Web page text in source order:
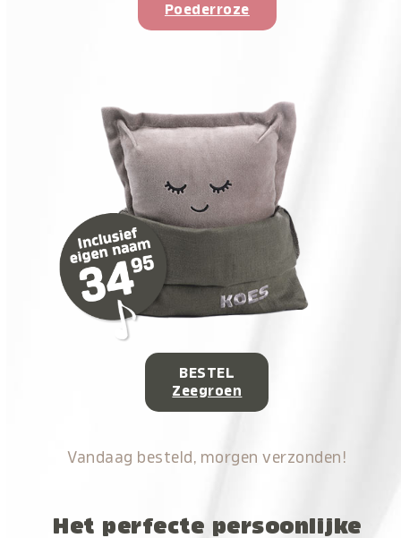
Poederroze
BESTEL
Zeegroen
Vandaag besteld, morgen verzonden!
Het perfecte persoonlijke